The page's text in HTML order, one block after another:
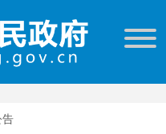
告